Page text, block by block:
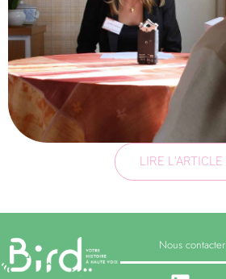
LIRE L'ARTICLE
Nous contacter